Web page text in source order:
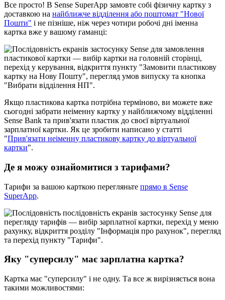
Все просто! В Sense SuperApp замовте собі фізичну картку з
доставкою на найближче відділення або поштомат "Нової
Пошти" і не пізніше, ніж через чотири робочі дні іменна
картка вже у вашому гаманці:
Якщо пластикова картка потрібна терміново, ви можете вже
сьогодні забрати неіменну картку у найближчому відділенні
Sense Bank та прив'язати пластик до своєї віртуальної
зарплатної картки. Як це зробити написано у статті
"Прив'язати неіменну пластикову картку до віртуальної
картки".
Де я можу ознайомитися з тарифами?
Тарифи за вашою карткою перегляньте прямо в Sense
SuperApp.
Яку "суперсилу" має зарплатна картка?
Картка має "суперсилу" і не одну. Та все ж вирізняється вона
такими можливостями: